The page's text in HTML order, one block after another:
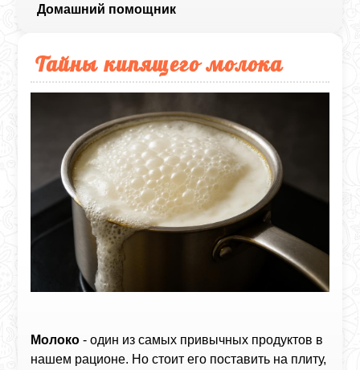
Домашний помощник
Тайны кипящего молока
Молоко - один из самых привычных продуктов в
нашем рационе. Но стоит его поставить на плиту,